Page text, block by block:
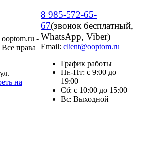
-
права
на
8 985-572-65-
67(звонок бесплатный,
WhatsApp, Viber)
Email: client@ooptom.ru
График работы
Пн-Пт: с 9:00 до
19:00
Сб: с 10:00 до 15:00
Вс: Выходной